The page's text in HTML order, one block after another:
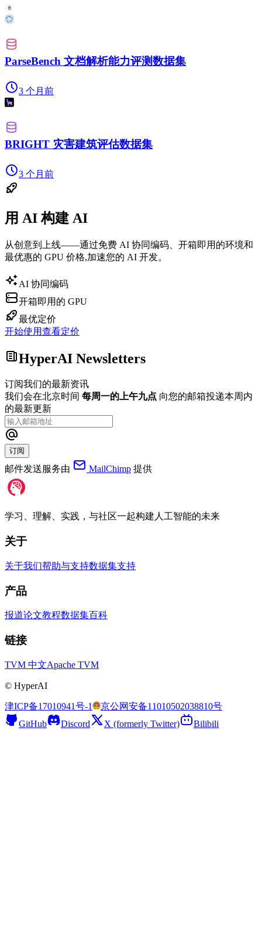
ParseBench 文档解析能力评测数据集
3 个月前
BRIGHT 灾害建筑评估数据集
3 个月前
用 AI 构建 AI
从创意到上线——通过免费 AI 协同编码、开箱即用的环境和
最优惠的 GPU 价格,加速您的 AI 开发。
AI 协同编码
开箱即用的 GPU
最优定价
开始使用查看定价
HyperAI Newsletters
订阅我们的最新资讯
我们会在北京时间 每周一的上午九点 向您的邮箱投递本周内
的最新更新
订阅
邮件发送服务由 MailChimp 提供
学习、理解、实践，与社区一起构建人工智能的未来
关于
关于我们帮助与支持数据集支持
产品
报道论文教程数据集百科
链接
TVM 中文Apache TVM
© HyperAI
津ICP备17010941号-1
京公网安备11010502038810号
GitHub
Discord X (formerly Twitter) Bilibili